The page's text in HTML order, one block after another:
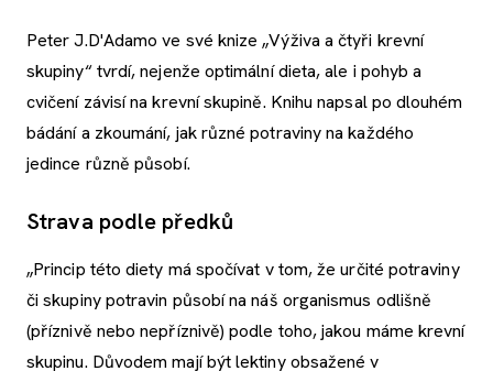
Peter J.D'Adamo ve své knize „Výživa a čtyři krevní
skupiny“ tvrdí, nejenže optimální dieta, ale i pohyb a
cvičení závisí na krevní skupině. Knihu napsal po dlouhém
bádání a zkoumání, jak různé potraviny na každého
jedince různě působí.
Strava podle předků
„Princip této diety má spočívat v tom, že určité potraviny
či skupiny potravin působí na náš organismus odlišně
(příznivě nebo nepříznivě) podle toho, jakou máme krevní
skupinu. Důvodem mají být lektiny obsažené v